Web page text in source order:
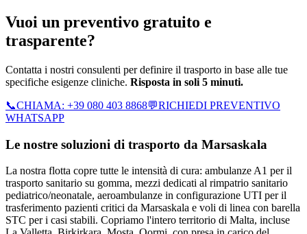
Vuoi un preventivo gratuito e
trasparente?
Contatta i nostri consulenti per definire il trasporto in base alle tue
specifiche esigenze cliniche. Risposta in soli 5 minuti.
📞CHIAMA: +39 080 403 8868💬RICHIEDI PREVENTIVO
WHATSAPP
Le nostre soluzioni di trasporto da Marsaskala
La nostra flotta copre tutte le intensità di cura: ambulanze A1 per il
trasporto sanitario su gomma, mezzi dedicati al rimpatrio sanitario
pediatrico/neonatale, aeroambulanze in configurazione UTI per il
trasferimento pazienti critici da Marsaskala e voli di linea con barella
STC per i casi stabili. Copriamo l'intero territorio di Malta, incluse